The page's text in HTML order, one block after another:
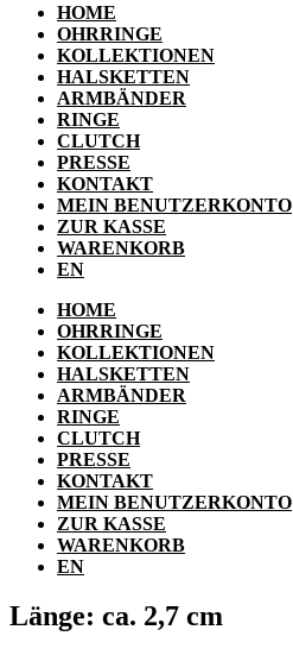
HOME
OHRRINGE
KOLLEKTIONEN
HALSKETTEN
ARMBÄNDER
RINGE
CLUTCH
PRESSE
KONTAKT
MEIN BENUTZERKONTO
ZUR KASSE
WARENKORB
EN
HOME
OHRRINGE
KOLLEKTIONEN
HALSKETTEN
ARMBÄNDER
RINGE
CLUTCH
PRESSE
KONTAKT
MEIN BENUTZERKONTO
ZUR KASSE
WARENKORB
EN
Länge: ca. 2,7 cm